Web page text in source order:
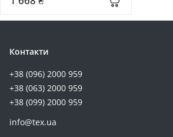
Контакти
+38 (096) 2000 959
+38 (063) 2000 959
+38 (099) 2000 959
info@tex.ua